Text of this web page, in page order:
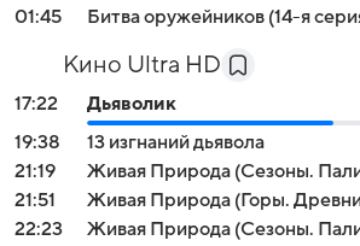
01:45
Битва оружейников (14-я
Кино Ultra HD
17:22
Дьяволик
19:38
13 изгнаний дьявола
21:19
Живая Природа (Сезоны.
21:51
Живая Природа (Горы.
22:23
Живая Природа (Сезоны.